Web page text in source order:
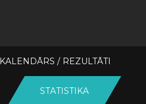
KALENDĀRS / REZULTĀTI
STATISTIKA